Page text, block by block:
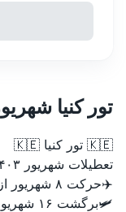
تور کنیا شهریور
🇰🇪 تور کنیا 🇰🇪
تعطیلات شهریور ۱۴۰۳ (فصل مهاجرت بزرگ)
✈️حرکت ۸ شهریور از ایران
🛩برگشت ۱۶ شهریور (در ایران خواهید بود)